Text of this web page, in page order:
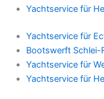
Yachtservice für
Yachtservice für
Bootswerft Schlei-
Yachtservice für
Yachtservice für